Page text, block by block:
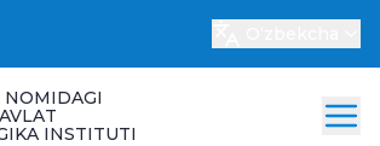
INSTITUTI